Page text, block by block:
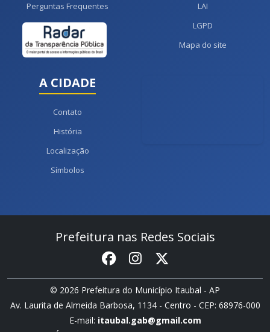
Perguntas Frequentes
LAI
LGPD
Mapa do site
A CIDADE
Contato
História
Localização
Símbolos
Prefeitura nas Redes Sociais
© 2026 Prefeitura do Município Itaubal - AP
Av. Laurita de Almeida Barbosa, 1134 - Centro - CEP: 68976-000
E-mail: itaubal.gab@gmail.com